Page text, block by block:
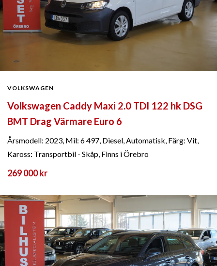
VOLKSWAGEN
Volkswagen Caddy Maxi 2.0 TDI 122 hk DSG
BMT Drag Värmare Euro 6
Årsmodell: 2023, Mil: 6 497, Diesel, Automatisk, Färg: Vit,
Kaross: Transportbil - Skåp, Finns i Örebro
269 000 kr